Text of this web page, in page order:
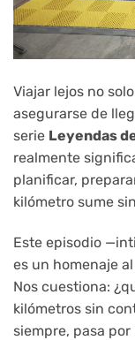
Viajar lejos no
asegurarse de
serie Leyendas
realmente
planificar,
kilómetro sume
Este episodio
es un homenaje
Nos cuestiona:
kilómetros sin
siempre, pasa